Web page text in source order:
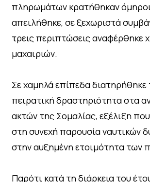
πληρωμάτων κρατήθηκαν
απειλήθηκε, σε ξεχωριστά
τρεις περιπτώσεις αναφέρθηκε
μαχαιριών.
Σε χαμηλά επίπεδα διατηρήθηκε
πειρατική δραστηριότητα στα
ακτών της Σομαλίας, εξέλιξη
στη συνεχή παρουσία ναυτικών
στην αυξημένη ετοιμότητα των
Παρότι κατά τη διάρκεια του